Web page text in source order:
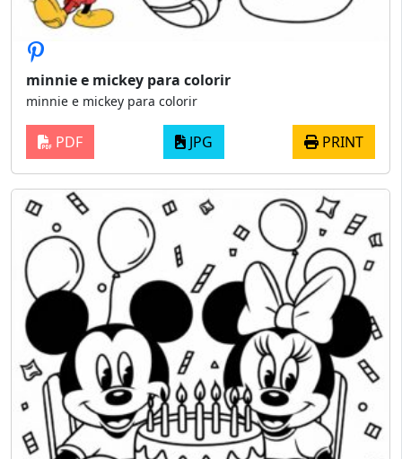
minnie e mickey para colorir
minnie e mickey para colorir
PDF JPG PRINT